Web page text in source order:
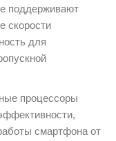
поддерживают
скорости
для
процессоры
смартфона от